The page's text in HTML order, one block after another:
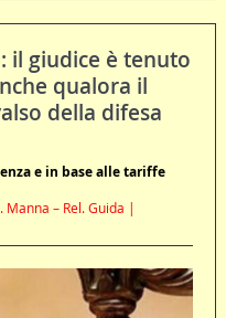
il giudice è tenuto
qualora il
della difesa
e in base alle tariffe
– Rel. Guida |